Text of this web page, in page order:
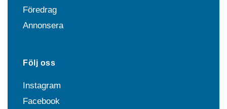
Föredrag
Annonsera
Följ oss
Instagram
Facebook